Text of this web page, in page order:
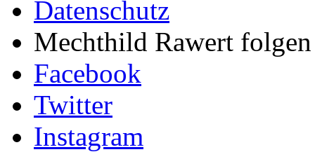
Datenschutz
Mechthild Rawert
Facebook
Twitter
Instagram